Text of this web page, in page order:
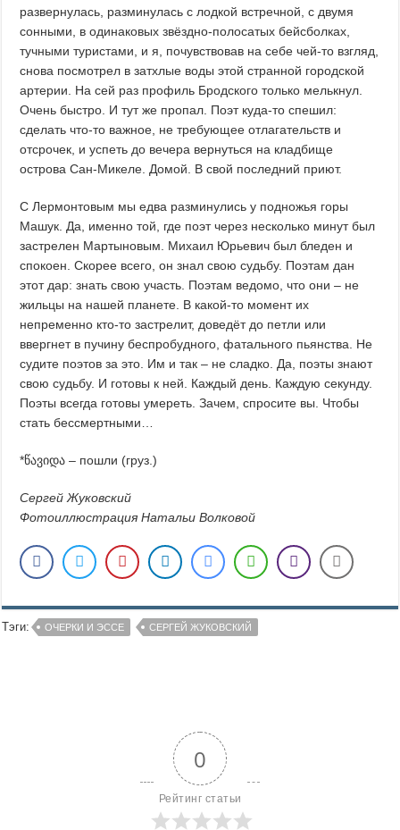
развернулась, разминулась с лодкой встречной, с двумя
сонными, в одинаковых звёздно-полосатых бейсболках,
тучными туристами, и я, почувствовав на себе чей-то взгляд,
снова посмотрел в затхлые воды этой странной городской
артерии. На сей раз профиль Бродского только мелькнул.
Очень быстро. И тут же пропал. Поэт куда-то спешил:
сделать что-то важное, не требующее отлагательств и
отсрочек, и успеть до вечера вернуться на кладбище
острова Сан-Микеле. Домой. В свой последний приют.
С Лермонтовым мы едва разминулись у подножья горы
Машук. Да, именно той, где поэт через несколько минут был
застрелен Мартыновым. Михаил Юрьевич был бледен и
спокоен. Скорее всего, он знал свою судьбу. Поэтам дан
этот дар: знать свою участь. Поэтам ведомо, что они – не
жильцы на нашей планете. В какой-то момент их
непременно кто-то застрелит, доведёт до петли или
ввергнет в пучину беспробудного, фатального пьянства. Не
судите поэтов за это. Им и так – не сладко. Да, поэты знают
свою судьбу. И готовы к ней. Каждый день. Каждую секунду.
Поэты всегда готовы умереть. Зачем, спросите вы. Чтобы
стать бессмертными…
*წავიდა – пошли (груз.)
Сергей Жуковский
Фотоиллюстрация Натальи Волковой
Тэги: ОЧЕРКИ И ЭССЕ СЕРГЕЙ ЖУКОВСКИЙ
0
Рейтинг статьи